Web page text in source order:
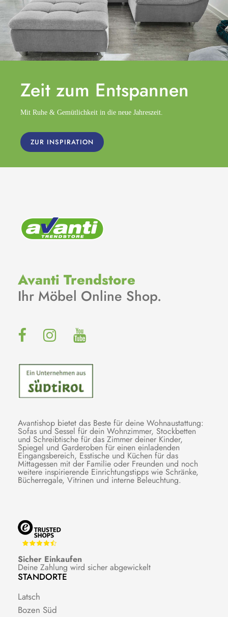
Zeit zum Entspannen
Mit Ruhe & Gemütlichkeit in die neue Jahreszeit.
ZUR INSPIRATION
Avanti Trendstore
Ihr Möbel Online Shop.
Avantishop bietet das Beste für deine Wohnaustattung:
Sofas und Sessel für dein Wohnzimmer, Stockbetten
und Schreibtische für das Zimmer deiner Kinder,
Spiegel und Garderoben für einen einladenden
Eingangsbereich, Esstische und Küchen für das
Mittagessen mit der Familie oder Freunden und noch
weitere inspirierende Einrichtungstipps wie Schränke,
Bücherregale, Vitrinen und interne Beleuchtung.
Sicher Einkaufen
Deine Zahlung wird sicher abgewickelt
STANDORTE
Latsch
Bozen Süd